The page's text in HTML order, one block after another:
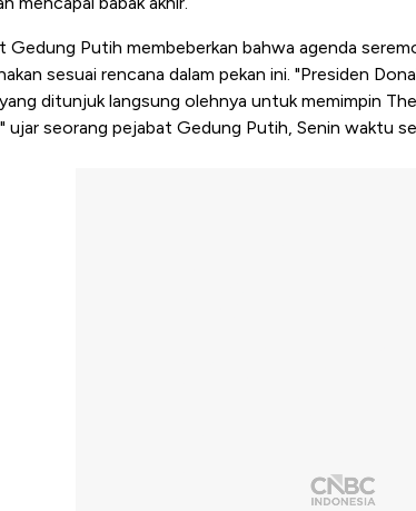
Gedung Putih membeberkan bahwa agenda
sesuai rencana dalam pekan ini. "Presiden
ditunjuk langsung olehnya untuk memimpin
ujar seorang pejabat Gedung Putih, Senin waktu